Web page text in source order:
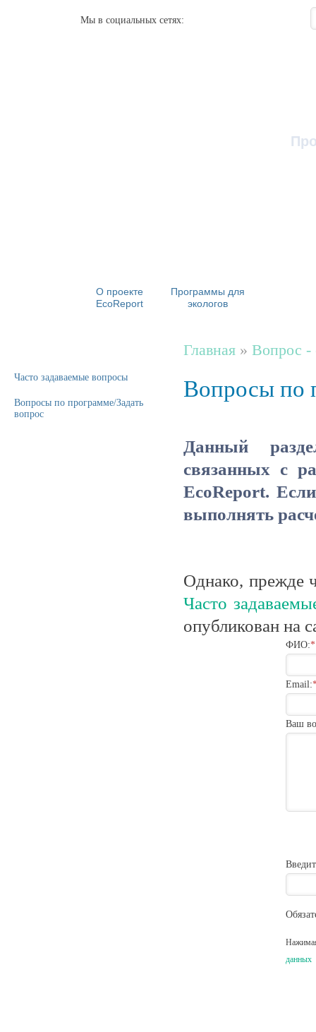
Мы в социальных сетях:
О проекте
EcoReport
Программы для
экологов
Главная » Вопрос -
Вопросы по
Данный
связанных с
EcoReport.
выполнять
Однако, прежде
Часто
опубликован на
ФИО:*
Email:
Ваш
данных
Часто задаваемые вопросы
Вопросы по программе/Задать
вопрос